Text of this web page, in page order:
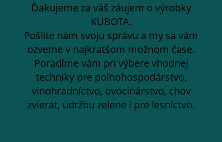
Ďakujeme za váš záujem o výrobky
KUBOTA.
Pošlite nám svoju správu a my sa vám
ozveme v najkratšom možnom čase.
Poradíme vám pri výbere vhodnej
techniky pre poľnohospodárstvo,
vinohradníctvo, ovocinárstvo, chov
zvierat, údržbu zelene i pre lesníctvo.